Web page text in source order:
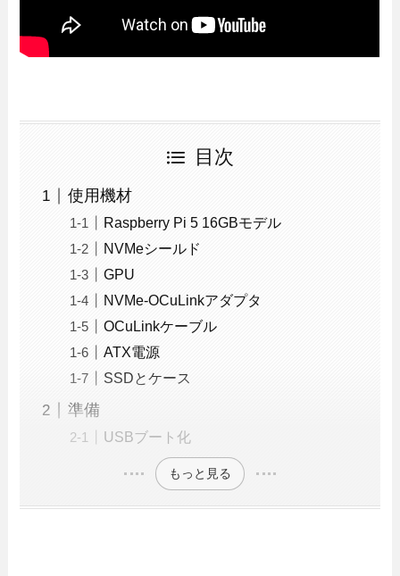
目次
使用機材
Raspberry Pi 5 16GBモデル
NVMeシールド
GPU
NVMe-OCuLinkアダプタ
OCuLinkケーブル
ATX電源
SSDとケース
準備
USBブート化
もっと見る